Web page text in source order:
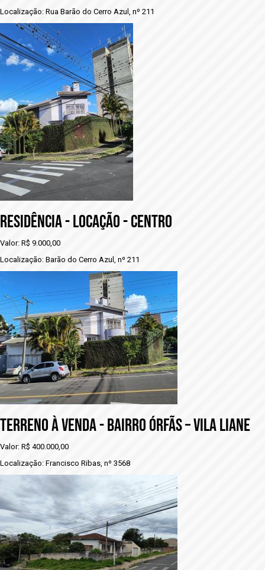
Localização: Rua Barão do Cerro Azul, nº 211
RESIDÊNCIA - LOCAÇÃO - CENTRO
Valor: R$ 9.000,00
Localização: Barão do Cerro Azul, nº 211
TERRENO À VENDA - BAIRRO ÓRFÃS – VILA LIANE
Valor: R$ 400.000,00
Localização: Francisco Ribas, nº 3568